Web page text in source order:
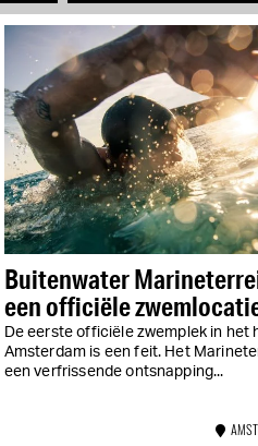
Buitenwater
een officiële
De eerste officiële zwemplek in het
Amsterdam is een feit. Het
een verfrissende ontsnapping...